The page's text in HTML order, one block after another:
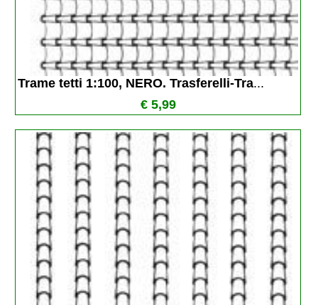
Trame tetti 1:100, NERO. Trasferelli-Tra...
€ 5,99